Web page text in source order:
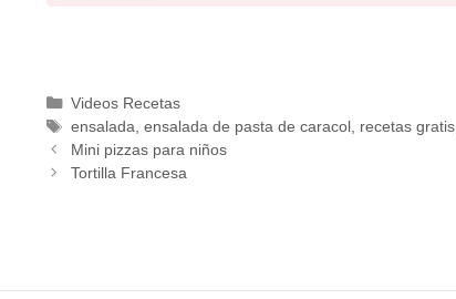
Videos Recetas
ensalada ensalada de pasta de caracol, recetas gratis,
Mini pizzas para niños
Tortilla Francesa